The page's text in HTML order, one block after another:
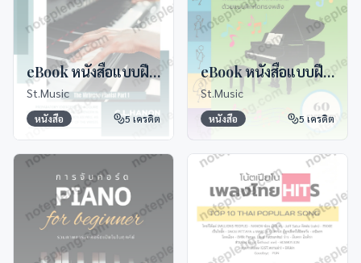
eBook หนังสือแบบฝึกหัดเปียโน Hanon
St.Music
หนังสือ 5เครดิต
eBook หนังสือแบบฝึกหัด Piano Fitness
St.Music
หนังสือ 5 เครดิต